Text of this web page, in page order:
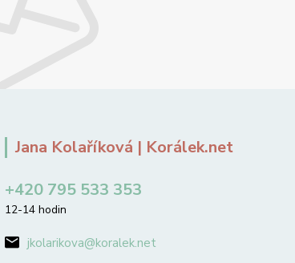
Jana Kolaříková | Korálek.net
+420 795 533 353
12-14 hodin
jkolarikova@koralek.net